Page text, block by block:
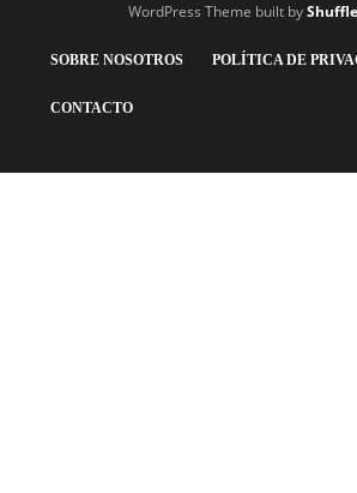
WordPress Theme built by
SOBRE NOSOTROS POLÍTICA DE
CONTACTO